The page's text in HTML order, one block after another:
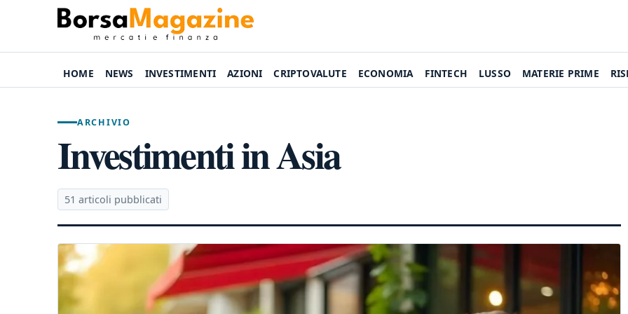
HOME NEWS INVESTIMENTI AZIONI CRIPTOVALUTE ECONOMIA FINTECH LUSSO MATERIE PRIME
ARCHIVIO
Investimenti in Asia
51 articoli pubblicati